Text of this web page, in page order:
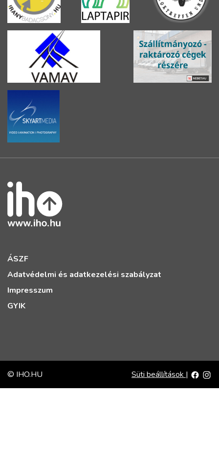
ÁSZF
Adatvédelmi és adatkezelési szabályzat
Impresszum
GYIK
© IHO.HU Süti beállítások |